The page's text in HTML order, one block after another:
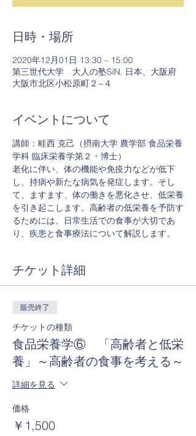
日時・場所
2020年12月01日 13:30 – 15:00
第三世代大学 大人の塾SiN, 日本、大阪府
大阪市北区小松原町２−４
イベントについて
講師：畦西 克己（摂南大学 農学部 食品栄養
学科 臨床栄養学第２・博士）
老化に伴い、体の機能や免疫力などが低下
し、持病や新たな病気を発症します。そし
て、ますます、体の働きを悪化させ、低栄養
を引き起こします。高齢者の低栄養を予防す
るためには、日常生活での食事が大切であ
り、疾患と食事療法について解説します。
チケット詳細
販売終了
チケットの種類
食品栄養学⑥ 「高齢者と低栄
養」～高齢者の食事を考える～
詳細を見る
価格
￥1,500